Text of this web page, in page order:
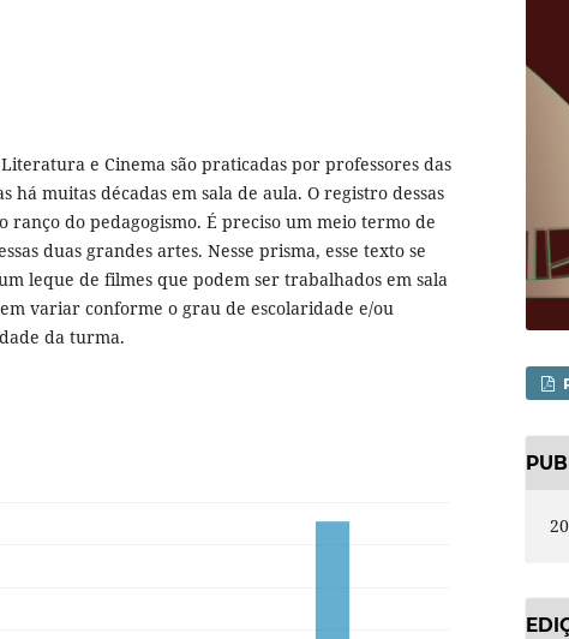
e Cinema são praticadas por professores das
há muitas décadas em sala de aula. O registro dessas
ranço do pedagogismo. É preciso um meio termo de
duas grandes artes. Nesse prisma, esse texto se
leque de filmes que podem ser trabalhados em sala
variar conforme o grau de escolaridade e/ou
da turma.